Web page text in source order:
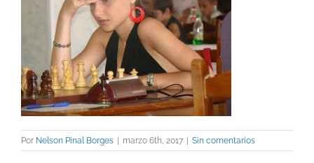
Por Nelson Pinal Borges | marzo 6th, 2017 | Sin comentarios